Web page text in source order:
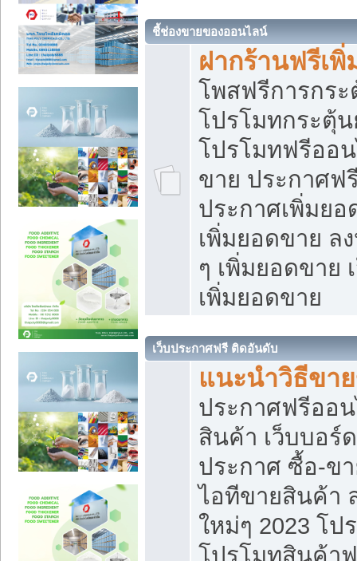
ชี้ช่องขายของออนไลน์
ฝากร้านฟรีเ
โพสฟรีการกร
โปรโมทกระตุ้
โปรโมทฟรีออ
ขาย ประกาศฟ
ประกาศเพิ่มย
เพิ่มยอดขาย ล
ๆ เพิ่มยอดขาย
เพิ่มยอดขาย
เว็บประกาศฟรี ติดอันดับ
แนะนำวิธีขา
ประกาศฟรีออ
สินค้า เว็บบอร์
ประกาศ ซื้อ-ข
ไอทีขายสินค้า
ใหม่ๆ 2023 โป
โปรโมทสินค้า